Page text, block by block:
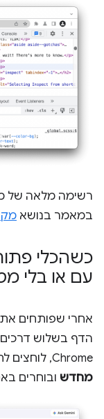
רשימה מלאה של
במאמר בנושא
כשהכלי
עם או בלי
אחרי שפותחים
הדף בשלוש
Chrome, לוחצים לחיצה ארוכה על הלחצן
מחדש ובוחרים